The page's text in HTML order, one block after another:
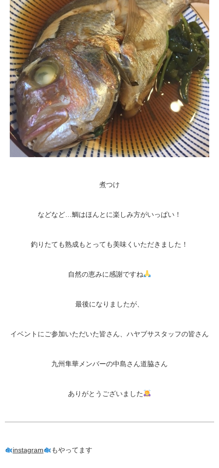
煮つけ
などなど…鯛はほんとに楽しみ方がいっぱい！
釣りたても熟成もとっても美味くいただきました！
自然の恵みに感謝ですね
最後になりましたが、
イベントにご参加いただいた皆さん、ハヤブサスタッフの皆さん
九州隼華メンバーの中島さん道脇さん
ありがとうございました
instagram もやってます